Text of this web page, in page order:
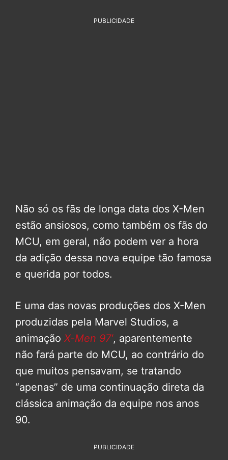
PUBLICIDADE
Não só os fãs de longa data dos X-Men
estão ansiosos, como também os fãs do
MCU, em geral, não podem ver a hora
da adição dessa nova equipe tão famosa
e querida por todos.
E uma das novas produções dos X-Men
produzidas pela Marvel Studios, a
animação X-Men 97′, aparentemente
não fará parte do MCU, ao contrário do
que muitos pensavam, se tratando
“apenas” de uma continuação direta da
clássica animação da equipe nos anos
90.
PUBLICIDADE